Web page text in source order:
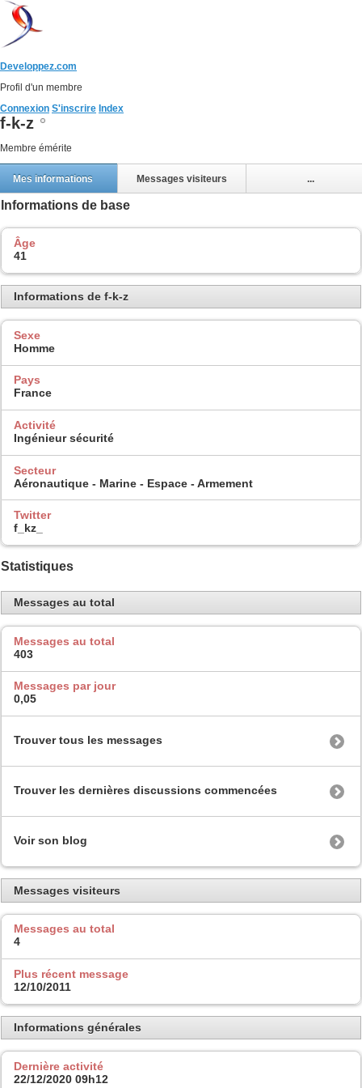
Developpez.com
Profil d'un membre
Connexion S'inscrire Index
f-k-z
Membre émérite
Mes informations Messages visiteurs ...
Informations de base
Âge
41
Informations de f-k-z
Sexe
Homme
Pays
France
Activité
Ingénieur sécurité
Secteur
Aéronautique - Marine - Espace - Armement
Twitter
f_kz_
Statistiques
Messages au total
Messages au total
403
Messages par jour
0,05
Trouver tous les messages
Trouver les dernières discussions commencées
Voir son blog
Messages visiteurs
Messages au total
4
Plus récent message
12/10/2011
Informations générales
Dernière activité
22/12/2020 09h12